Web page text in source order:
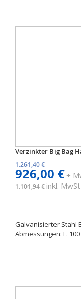
Verzinkter Big Bag
1.261,40 €
926,00 €+
1.101,94 € inkl. MwSt
Galvanisierter Stahl
Abmessungen: L.